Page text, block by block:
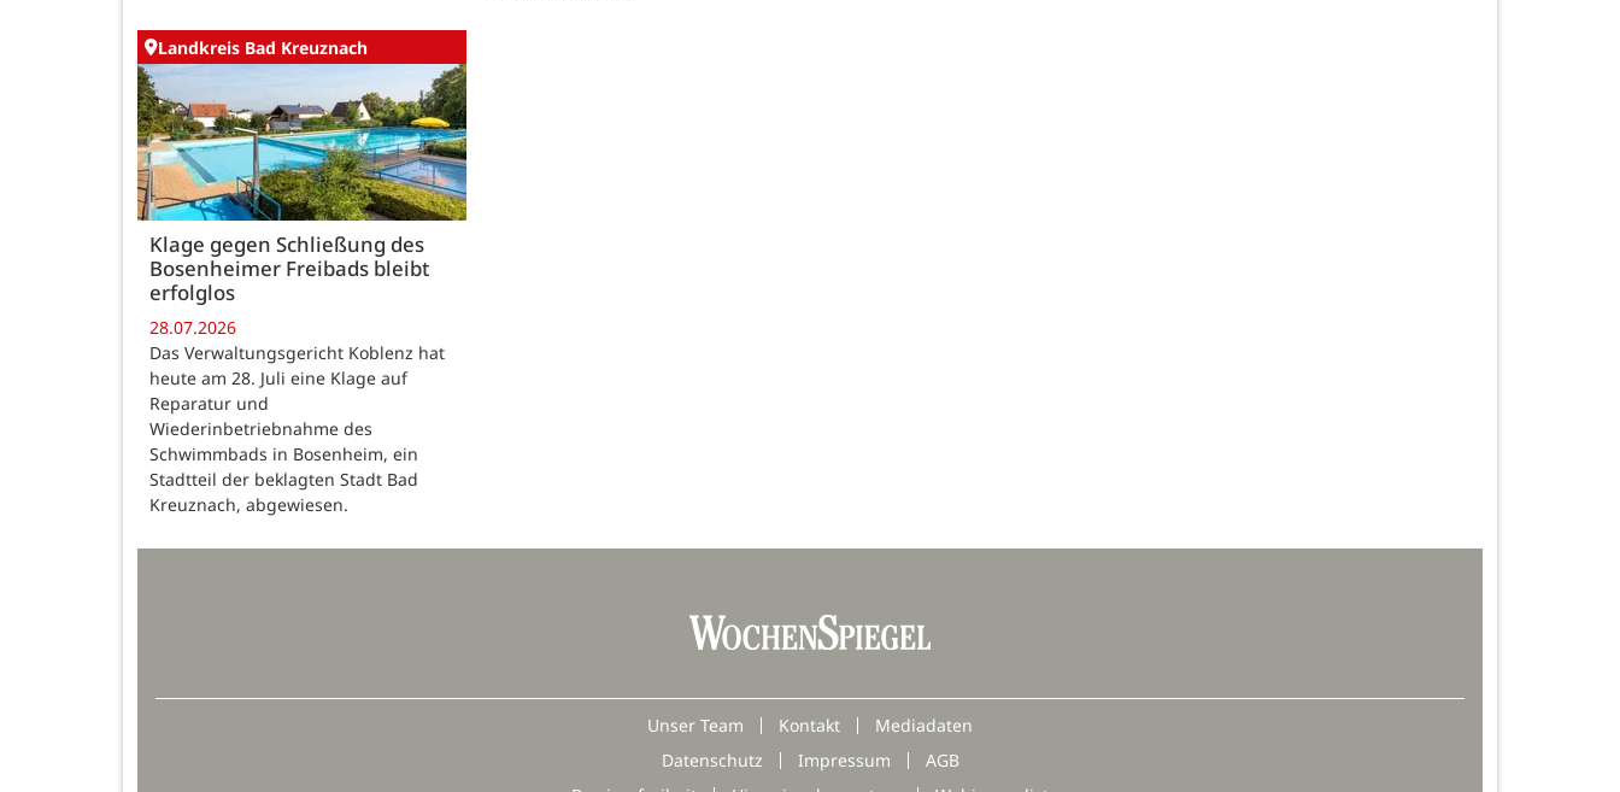
Landkreis Bad Kreuznach
Klage gegen Schließung des
Bosenheimer Freibads bleibt
erfolglos
28.07.2026
Das Verwaltungsgericht Koblenz hat
heute am 28. Juli eine Klage auf
Reparatur und
Wiederinbetriebnahme des
Schwimmbads in Bosenheim, ein
Stadtteil der beklagten Stadt Bad
Kreuznach, abgewiesen.
Unser Team Kontakt
Mediadaten
Datenschutz
Impressum
AGB